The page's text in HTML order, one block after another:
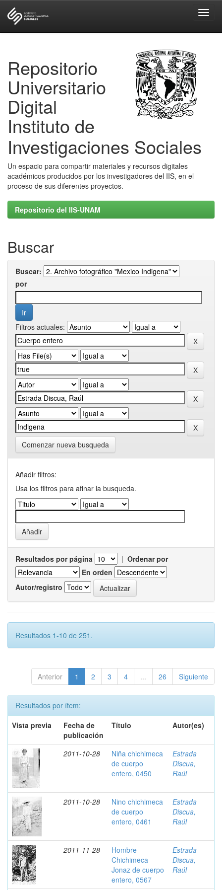
Repositorio
Universitario
Digital
Instituto de
Investigaciones Sociales
Un espacio para compartir materiales y recursos digitales
académicos producidos por los investigadores del IIS, en el
proceso de sus diferentes proyectos.
Repositorio del IIS-UNAM
Buscar
Buscar:
por
Filtros actuales:
Comenzar nueva busqueda
Añadir filtros:
Usa los filtros para afinar la busqueda.
Resultados por página | Ordenar por
En orden
Autor/registro
Resultados 1-10 de 251.
Anterior 1 2 3 4 ... 26 Siguiente
Resultados por ítem:
Vista previa
Fecha de
publicación
Título Autor(es)
2011-10-28
Niña chichimeca
de cuerpo
entero, 0450
Estrada
Discua,
Raúl
2011-10-28
Nino chichimeca
de cuerpo
entero, 0461
Estrada
Discua,
Raúl
2011-11-28
Hombre
Chichimeca
Jonaz de cuerpo
entero, 0567
Estrada
Discua,
Raúl